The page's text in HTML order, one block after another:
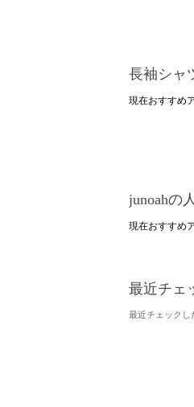
長袖シャ
現在おすすめ
junoahの
現在おすすめ
最近チェ
最近チェックし